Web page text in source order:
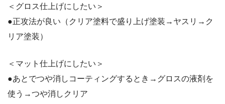
＜グロス仕上げにしたい＞
●正攻法が良い（クリア塗料で盛り上げ塗装→ヤスリ→ク
リア塗装）
＜マット仕上げにしたい＞
●あとでつや消しコーティングするとき→グロスの液剤を
使う→つや消しクリア